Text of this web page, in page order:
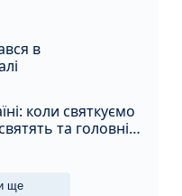
в
коли святкуємо
та головні
ще